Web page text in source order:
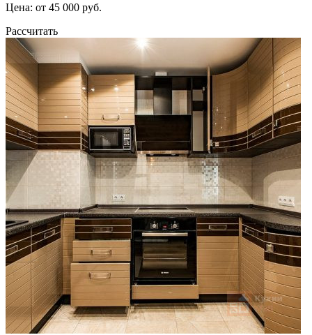
Цена: от 45 000 руб.
Рассчитать